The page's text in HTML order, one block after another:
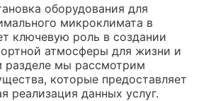
оборудования для
микроклимата в
ключевую роль в создании
атмосферы для жизни и
разделе мы рассмотрим
которые предоставляет
реализация данных услуг.